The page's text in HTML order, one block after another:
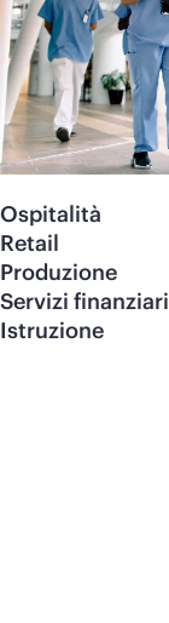
Ospitalità
Retail
Produzione
Servizi finanziari
Istruzione